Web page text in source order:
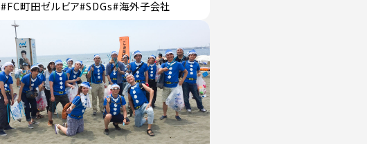
#FC町田ゼルビア#SDGs#海外子会社